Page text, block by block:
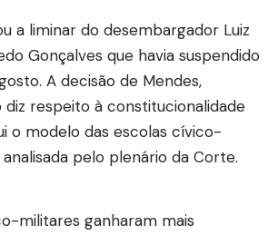
a liminar do desembargador Luiz
Gonçalves que havia suspendido
A decisão de Mendes,
respeito à constitucionalidade
o modelo das escolas cívico-
pelo plenário da Corte.
militares ganharam mais